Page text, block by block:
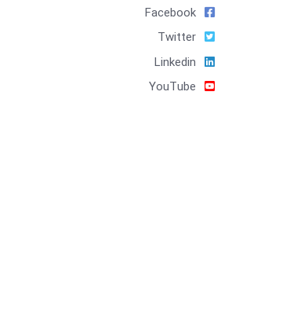
Facebook
Twitter
Linkedin
YouTube